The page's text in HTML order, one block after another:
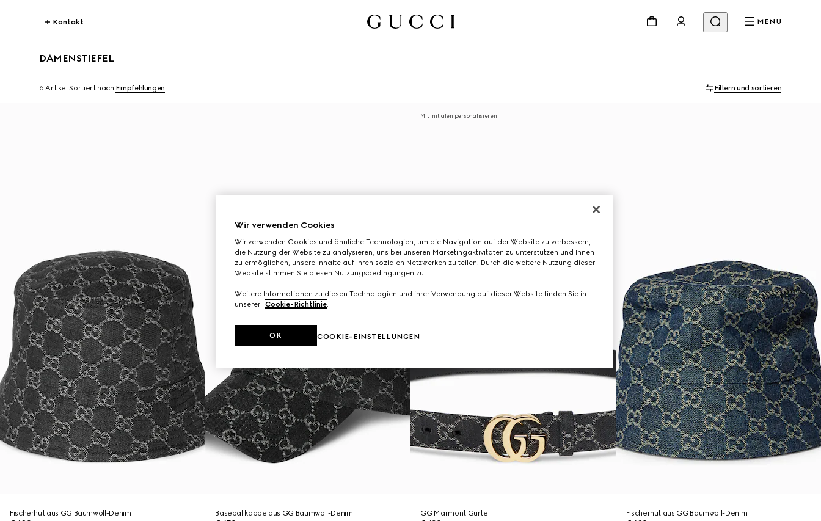
Kontakt MENU
DAMENSTIEFEL
6 Artikel Sortiert nach Empfehlungen Filtern und sortieren
Fischerhut aus GG Baumwoll-Denim
Baseballkappe aus GG Baumwoll-Denim
Mit Initialen personalisieren
GG Marmont Gürtel
Fischerhut aus GG Baumwoll-Denim
Wir verwenden Cookies
Wir verwenden Cookies und ähnliche Technologien, um die Navigation auf der Website zu verbessern,
die Nutzung der Website zu analysieren, uns bei unseren Marketingaktivitäten zu unterstützen und Ihnen
zu ermöglichen, unsere Inhalte auf Ihren sozialen Netzwerken zu teilen. Durch die weitere Nutzung dieser
Website stimmen Sie diesen Nutzungsbedingungen zu.
Weitere Informationen zu diesen Technologien und ihrer Verwendung auf dieser Website finden Sie in
unserer Cookie-Richtlinie.
COOKIE-EINSTELLUNGEN
OK